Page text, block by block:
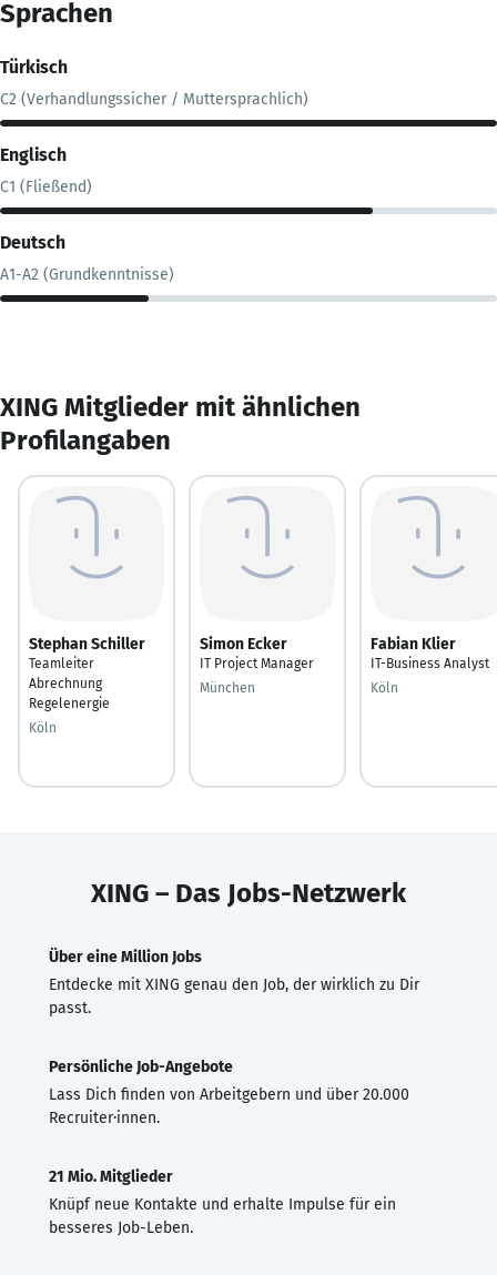
Sprachen
Türkisch
C2 (Verhandlungssicher / Muttersprachlich)
Englisch
C1 (Fließend)
Deutsch
A1-A2 (Grundkenntnisse)
XING Mitglieder mit ähnlichen
Profilangaben
Stephan Schiller
Teamleiter
Abrechnung
Regelenergie
Köln
Simon Ecker
IT Project Manager
München
Fabian Klier
IT-Business Analyst
Köln
XING – Das Jobs-Netzwerk
Über eine Million Jobs
Entdecke mit XING genau den Job, der wirklich zu Dir
passt.
Persönliche Job-Angebote
Lass Dich finden von Arbeitgebern und über 20.000
Recruiter·innen.
21 Mio. Mitglieder
Knüpf neue Kontakte und erhalte Impulse für ein
besseres Job-Leben.